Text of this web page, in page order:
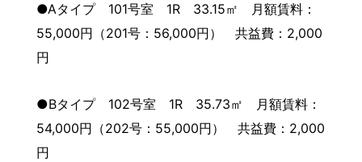
●Aタイプ 101号室 1R 33.15㎡ 月額賃料：
55,000円（201号：56,000円） 共益費：2,000
円
●Bタイプ 102号室 1R 35.73㎡ 月額賃料：
54,000円（202号：55,000円） 共益費：2,000
円